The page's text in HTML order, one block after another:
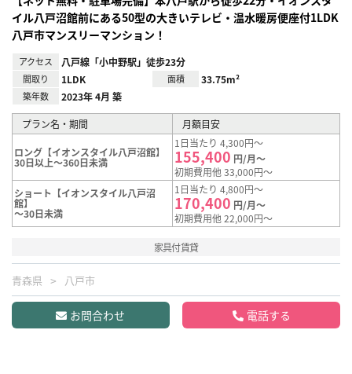
イル八戸沼館前にある50型の大きいテレビ・温水暖房便座付1LDK
八戸市マンスリーマンション！
アクセス 八戸線「小中野駅」徒歩23分
間取り 1LDK 面積 33.75m²
築年数 2023年 4月 築
プラン名・期間 月額目安
ロング【イオンスタイル八戸沼館】
30日以上～360日未満
1日当たり 4,300円～
155,400 円/月～
初期費用他 33,000円～
ショート【イオンスタイル八戸沼
館】
～30日未満
1日当たり 4,800円～
170,400 円/月～
初期費用他 22,000円～
家具付賃貸
青森県 八戸市
お問合わせ 電話する